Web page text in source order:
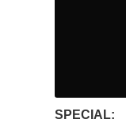
SPECIAL: